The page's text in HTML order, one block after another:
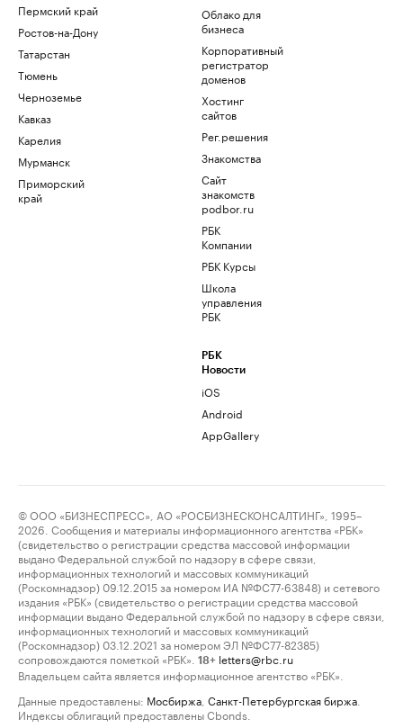
Пермский край
Ростов-на-Дону
Татарстан
Тюмень
Черноземье
Кавказ
Карелия
Мурманск
Приморский
край
Облако для
бизнеса
Корпоративный
регистратор
доменов
Хостинг
сайтов
Рег.решения
Знакомства
Сайт
знакомств
podbor.ru
РБК
Компании
РБК Курсы
Школа
управления
РБК
РБК
Новости
iOS
Android
AppGallery
© ООО «БИЗНЕСПРЕСС», АО «РОСБИЗНЕСКОНСАЛТИНГ», 1995–
2026. Сообщения и материалы информационного агентства «РБК»
(свидетельство о регистрации средства массовой информации
выдано Федеральной службой по надзору в сфере связи,
информационных технологий и массовых коммуникаций
(Роскомнадзор) 09.12.2015 за номером ИА №ФС77-63848) и сетевого
издания «РБК» (свидетельство о регистрации средства массовой
информации выдано Федеральной службой по надзору в сфере связи,
информационных технологий и массовых коммуникаций
(Роскомнадзор) 03.12.2021 за номером ЭЛ №ФС77-82385)
сопровождаются пометкой «РБК».
18+ letters@rbc.ru
Владельцем сайта является информационное агентство «РБК».
Данные предоставлены: Мосбиржа Санкт-Петербургская биржа
Индексы облигаций предоставлены Cbonds.